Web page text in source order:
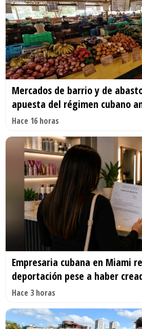
Mercados de barrio y de
apuesta del régimen cubano
Hace 16 horas
Empresaria cubana en Miami
deportación pese a haber
Hace 3 horas